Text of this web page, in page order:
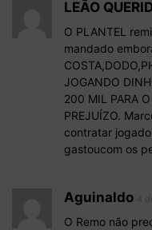
LEÃO
O PLANTEL
mandado
JOGANDO
200 MIL PARA
PREJUÍZO.
contratar
gastoucom os
Aguinaldo
O Remo não